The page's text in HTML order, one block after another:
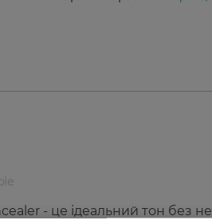
- це ідеальний тон без